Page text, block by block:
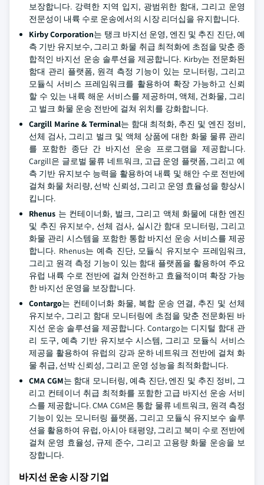
보장합니다. 강력한 지역 입지, 광범위한 함대, 그리고 운영
전문성이 내륙 수로 운송에서의 시장 리더십을 유지합니다.
Kirby Corporation는 탱크 바지선 운영, 엔진 및 추진 진단, 예
측 기반 유지보수, 그리고 화물 취급 최적화에 초점을 맞춘 종
합적인 바지선 운송 솔루션을 제공합니다. Kirby는 전문화된
함대 관리 플랫폼, 원격 측정 기능이 있는 모니터링, 그리고
모듈식 서비스 프레임워크를 활용하여 확장 가능하고 신뢰
할 수 있는 내륙 해운 서비스를 제공하며, 액체, 건화물, 그리
고 벌크 화물 운송 전반에 걸쳐 위치를 강화합니다.
Cargill Marine & Terminal는 함대 최적화, 추진 및 엔진 정비,
선체 검사, 그리고 벌크 및 액체 상품에 대한 화물 물류 관리
를 포함한 종단 간 바지선 운송 프로그램을 제공합니다.
Cargill은 글로벌 물류 네트워크, 고급 운영 플랫폼, 그리고 예
측 기반 유지보수 능력을 활용하여 내륙 및 해안 수로 전반에
걸쳐 화물 처리량, 선박 신뢰성, 그리고 운영 효율성을 향상시
킵니다.
Rhenus 는 컨테이너화, 벌크, 그리고 액체 화물에 대한 엔진
및 추진 유지보수, 선체 검사, 실시간 함대 모니터링, 그리고
화물 관리 시스템을 포함한 통합 바지선 운송 서비스를 제공
합니다. Rhenus는 예측 진단, 모듈식 유지보수 프레임워크,
그리고 원격 측정 기능이 있는 함대 플랫폼을 활용하여 주요
유럽 내륙 수로 전반에 걸쳐 안전하고 효율적이며 확장 가능
한 바지선 운영을 보장합니다.
Contargo는 컨테이너화 화물, 복합 운송 연결, 추진 및 선체
유지보수, 그리고 함대 모니터링에 초점을 맞춘 전문화된 바
지선 운송 솔루션을 제공합니다. Contargo는 디지털 함대 관
리 도구, 예측 기반 유지보수 시스템, 그리고 모듈식 서비스
제공을 활용하여 유럽의 강과 운하 네트워크 전반에 걸쳐 화
물 취급, 선박 신뢰성, 그리고 운영 성능을 최적화합니다.
CMA CGM는 함대 모니터링, 예측 진단, 엔진 및 추진 정비, 그
리고 컨테이너 취급 최적화를 포함한 고급 바지선 운송 서비
스를 제공합니다. CMA CGM은 통합 물류 네트워크, 원격 측정
기능이 있는 모니터링 플랫폼, 그리고 모듈식 유지보수 솔루
션을 활용하여 유럽, 아시아 태평양, 그리고 북미 수로 전반에
걸쳐 운영 효율성, 규제 준수, 그리고 고용량 화물 운송을 보
장합니다.
바지선 운송 시장 기업